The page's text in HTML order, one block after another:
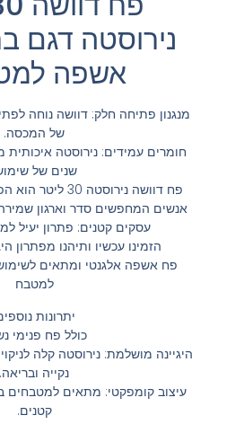
נירוסטה דגם
אשפה
מנגנון פתיחה חלק: דוושה נוחה
של המכסה.
חומרים עמידים: נירוסטה
שנים של
פח דוושה נירוסטה 30 ליטר הוא הפתרון המושלם עבור –
אנשים המחפשים סדר וארגון
עסקים קטנים: פתרון יעיל
הזמינו עכשיו ותיהנו מפתרון
פח אשפה אלגנטי ומתאים
למטבח
יתרונות
כולל פח פנימי
היגיינה מושלמת: נירוסטה קלה
נקייה ובריאה.
עיצוב קומפקטי: מתאים למטבחים
קטנים.